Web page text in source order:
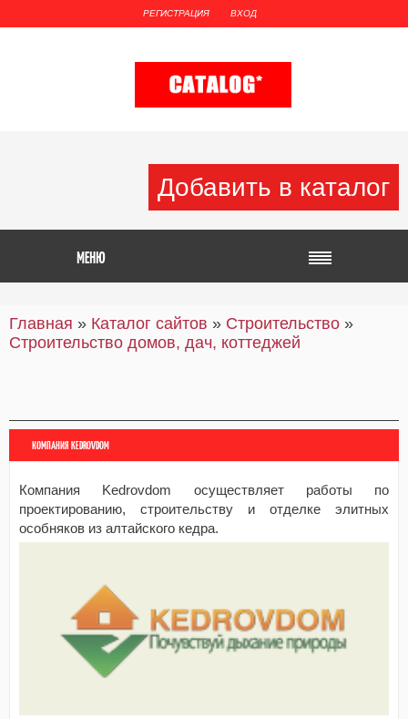
РЕГИСТРАЦИЯ ВХОД
Добавить в каталог
Главная » Каталог сайтов » Строительство »
Строительство домов, дач, коттеджей
КОМПАНИЯ KEDROVDOM
Компания Kedrovdom осуществляет работы по
проектированию, строительству и отделке элитных
особняков из алтайского кедра.